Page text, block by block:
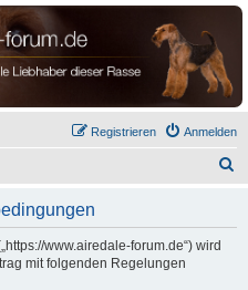
Anmelden
Registrieren
www.airedale-forum.de“) wird
mit folgenden Regelungen